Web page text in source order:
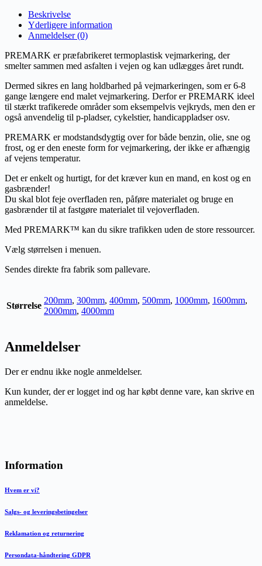
Beskrivelse
Yderligere information
Anmeldelser (0)
PREMARK er præfabrikeret termoplastisk vejmarkering, der
smelter sammen med asfalten i vejen og kan udlægges året rundt.
Dermed sikres en lang holdbarhed på vejmarkeringen, som er 6-8
gange længere end malet vejmarkering. Derfor er PREMARK ideel
til stærkt trafikerede områder som eksempelvis vejkryds, men den er
også anvendelig til p-pladser, cykelstier, handicappladser osv.
PREMARK er modstandsdygtig over for både benzin, olie, sne og
frost, og er den eneste form for vejmarkering, der ikke er afhængig
af vejens temperatur.
Det er enkelt og hurtigt, for det kræver kun en mand, en kost og en
gasbrænder!
Du skal blot feje overfladen ren, påføre materialet og bruge en
gasbrænder til at fastgøre materialet til vejoverfladen.
Med PREMARK™ kan du sikre trafikken uden de store ressourcer.
Vælg størrelsen i menuen.
Sendes direkte fra fabrik som pallevare.
Størrelse
200mm, 300mm, 400mm, 500mm, 1000mm, 1600mm,
2000mm, 4000mm
Anmeldelser
Der er endnu ikke nogle anmeldelser.
Kun kunder, der er logget ind og har købt denne vare, kan skrive en
anmeldelse.
Information
Hvem er vi?
Salgs- og leveringsbetingelser
Reklamation og returnering
Persondata-håndtering GDPR